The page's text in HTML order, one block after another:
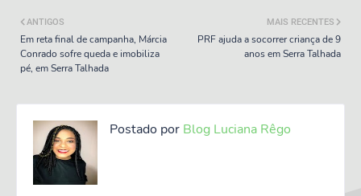
MAIS RECENTES
PRF ajuda a socorrer criança de 9
anos em Serra Talhada
ANTIGOS
Em reta final de campanha, Márcia
Conrado sofre queda e imobiliza
pé, em Serra Talhada
Postado por Blog Luciana Rêgo